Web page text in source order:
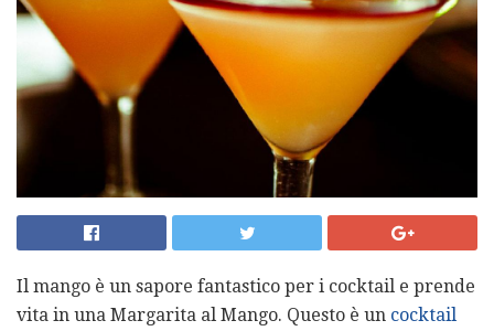
Il mango è un sapore fantastico per i cocktail e prende
vita in una Margarita al Mango. Questo è un cocktail